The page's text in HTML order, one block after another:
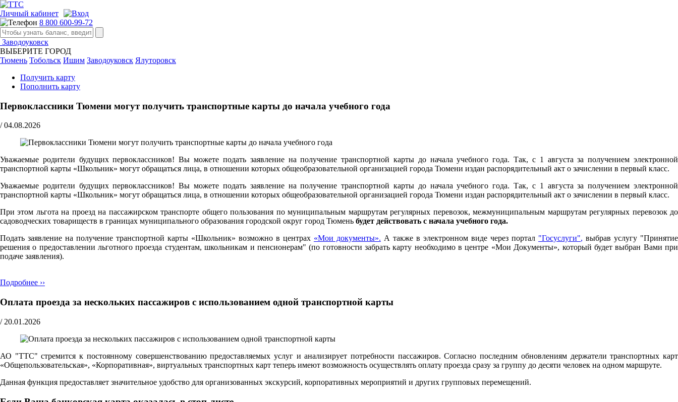
Личный кабинет
8 800 600-99-72
Заводоуковск
ВЫБЕРИТЕ ГОРОД
Тюмень Тобольск Ишим Заводоуковск Ялуторовск
Получить карту
Пополнить карту
Первоклассники Тюмени могут получить транспортные карты до начала учебного года
/ 04.08.2026
Уважаемые родители будущих первоклассников! Вы можете подать заявление на получение транспортной карты до начала учебного года. Так, с 1 августа за получением электронной
транспортной карты «Школьник» могут обращаться лица, в отношении которых общеобразовательной организацией города Тюмени издан распорядительный акт о зачислении в первый класс.
Уважаемые родители будущих первоклассников! Вы можете подать заявление на получение транспортной карты до начала учебного года. Так, с 1 августа за получением электронной
транспортной карты «Школьник» могут обращаться лица, в отношении которых общеобразовательной организацией города Тюмени издан распорядительный акт о зачислении в первый класс.
При этом льгота на проезд на пассажирском транспорте общего пользования по муниципальным маршрутам регулярных перевозок, межмуниципальным маршрутам регулярных перевозок до
садоводческих товариществ в границах муниципального образования городской округ город Тюмень будет действовать с начала учебного года.
Подать заявление на получение транспортной карты «Школьник» возможно в центрах «Мои документы». А также в электронном виде через портал "Госуслуги", выбрав услугу "Принятие
решения о предоставлении льготного проезда студентам, школьникам и пенсионерам" (по готовности забрать карту необходимо в центре «Мои Документы», который будет выбран Вами при
подаче заявления).
Подробнее ››
Оплата проезда за нескольких пассажиров с использованием одной транспортной карты
/ 20.01.2026
АО "ТТС" стремится к постоянному совершенствованию предоставляемых услуг и анализирует потребности пассажиров. Согласно последним обновлениям держатели транспортных карт
«Общепользовательская», «Корпоративная», виртуальных транспортных карт теперь имеют возможность осуществлять оплату проезда сразу за группу до десяти человек на одном маршруте.
Данная функция предоставляет значительное удобство для организованных экскурсий, корпоративных мероприятий и других групповых перемещений.